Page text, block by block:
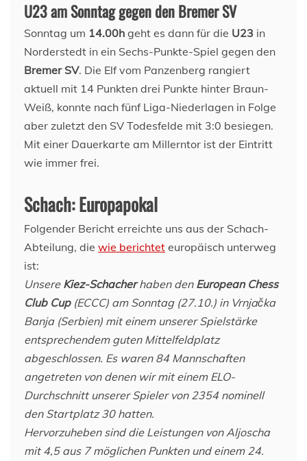
U23 am Sonntag gegen den Bremer SV
Sonntag um 14.00h geht es dann für die U23 in
Norderstedt in ein Sechs-Punkte-Spiel gegen den
Bremer SV. Die Elf vom Panzenberg rangiert
aktuell mit 14 Punkten drei Punkte hinter Braun-
Weiß, konnte nach fünf Liga-Niederlagen in Folge
aber zuletzt den SV Todesfelde mit 3:0 besiegen.
Mit einer Dauerkarte am Millerntor ist der Eintritt
wie immer frei.
Schach: Europapokal
Folgender Bericht erreichte uns aus der Schach-
Abteilung, die wie berichtet europäisch unterweg
ist:
Unsere Kiez-Schacherhaben den European Chess
Club Cup(ECCC) am Sonntag (27.10.) in Vrnjačka
Banja (Serbien) mit einem unserer Spielstärke
entsprechendem guten Mittelfeldplatz
abgeschlossen. Es waren 84 Mannschaften
angetreten von denen wir mit einem ELO-
Durchschnitt unserer Spieler von 2354 nominell
den Startplatz 30 hatten.
Hervorzuheben sind die Leistungen von Aljoscha
mit 4,5 aus 7 möglichen Punkten und einem 24.